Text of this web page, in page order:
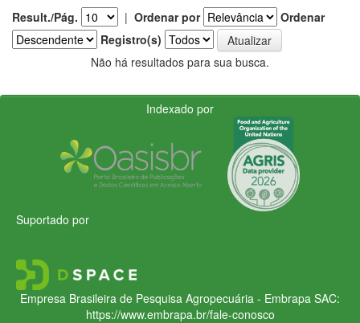
Result./Pág. | Ordenar por
Ordenar
Registro(s)
Não há resultados para sua busca.
Indexado por
Suportado por
Empresa Brasileira de Pesquisa Agropecuária - Embrapa SAC:
https://www.embrapa.br/fale-conosco